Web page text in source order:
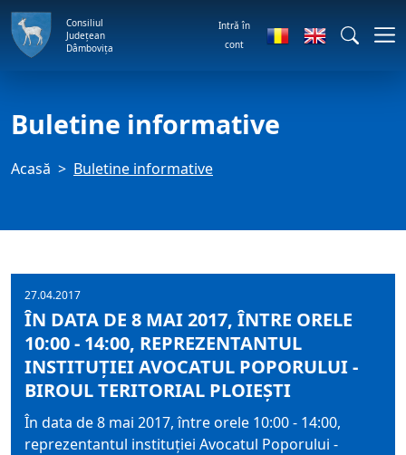
Consiliul
Județean
Dâmbovița
Intră în
cont
Buletine informative
Acasă Buletine informative
27.04.2017
ÎN DATA DE 8 MAI 2017, ÎNTRE ORELE
10:00 - 14:00, REPREZENTANTUL
INSTITUŢIEI AVOCATUL POPORULUI -
BIROUL TERITORIAL PLOIEŞTI
În data de 8 mai 2017, între orele 10:00 - 14:00,
reprezentantul instituţiei Avocatul Poporului -